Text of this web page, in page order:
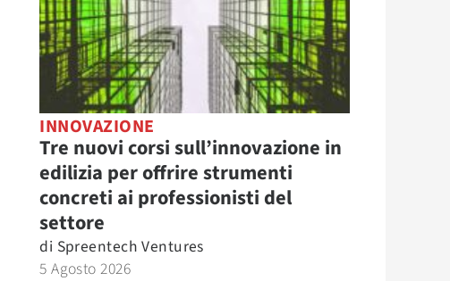
INNOVAZIONE
Tre nuovi corsi sull’innovazione in
edilizia per offrire strumenti
concreti ai professionisti del
settore
di Spreentech Ventures
5 Agosto 2026